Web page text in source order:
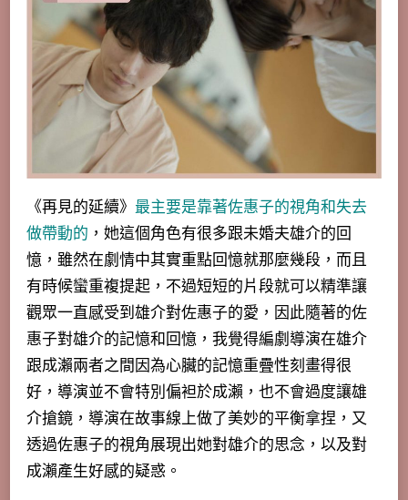
《再見的延續》 最主要是靠著佐惠子的視角和失去
做帶動的 ，她這個角色有很多跟未婚夫雄介的回
憶，雖然在劇情中其實重點回憶就那麼幾段，而且
有時候蠻重複提起，不過短短的片段就可以精準讓
觀眾一直感受到雄介對佐惠子的愛，因此隨著的佐
惠子對雄介的記憶和回憶， 我覺得編劇導演在雄介
跟成瀨兩者之間因為心臟的記憶重疊性刻畫得很
好 ，導演並不會特別偏袒於成瀨，也不會過度讓雄
介搶鏡，導演在故事線上做了美妙的平衡拿捏，又
透過佐惠子的視角展現出她對雄介的思念，以及對
成瀨產生好感的疑惑。